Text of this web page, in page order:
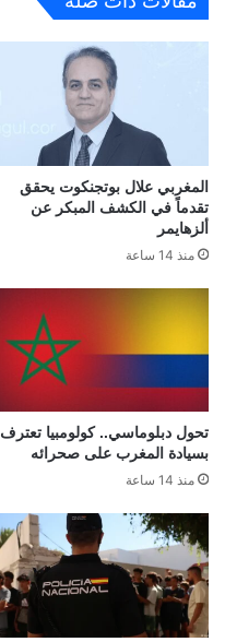
المغربي علال بوتجنكوت يحقق
تقدماً في الكشف المبكر عن
ألزهايمر
منذ 14 ساعة
تحول دبلوماسي.. كولومبيا تعترف
بسيادة المغرب على صحرائه
منذ 14 ساعة